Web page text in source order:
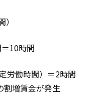
10時間
労働時間）＝2時間
増賃金が発生